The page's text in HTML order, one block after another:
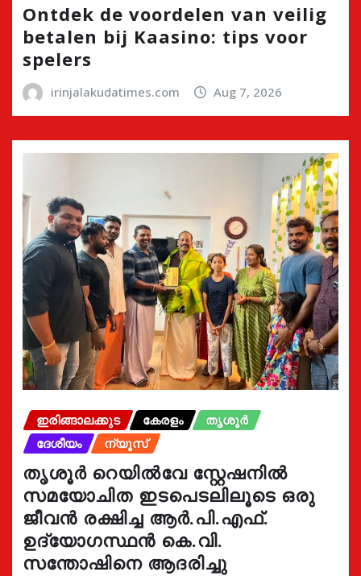
Ontdek de voordelen van veilig
betalen bij Kaasino: tips voor
spelers
irinjalakudatimes.com Aug 7, 2026
ഇരിങ്ങാലക്കുട കേരളം
തൃശൂർ
ദേശീയം
ന്യൂസ്
തൃശൂർ റെയിൽവേ സ്റ്റേഷനിൽ
സമയോചിത ഇടപെടലിലൂടെ ഒരു
ജീവൻ രക്ഷിച്ച ആർ.പി.എഫ്.
ഉദ്യോഗസ്ഥൻ കെ.വി.
സന്തോഷിനെ ആദരിച്ചു